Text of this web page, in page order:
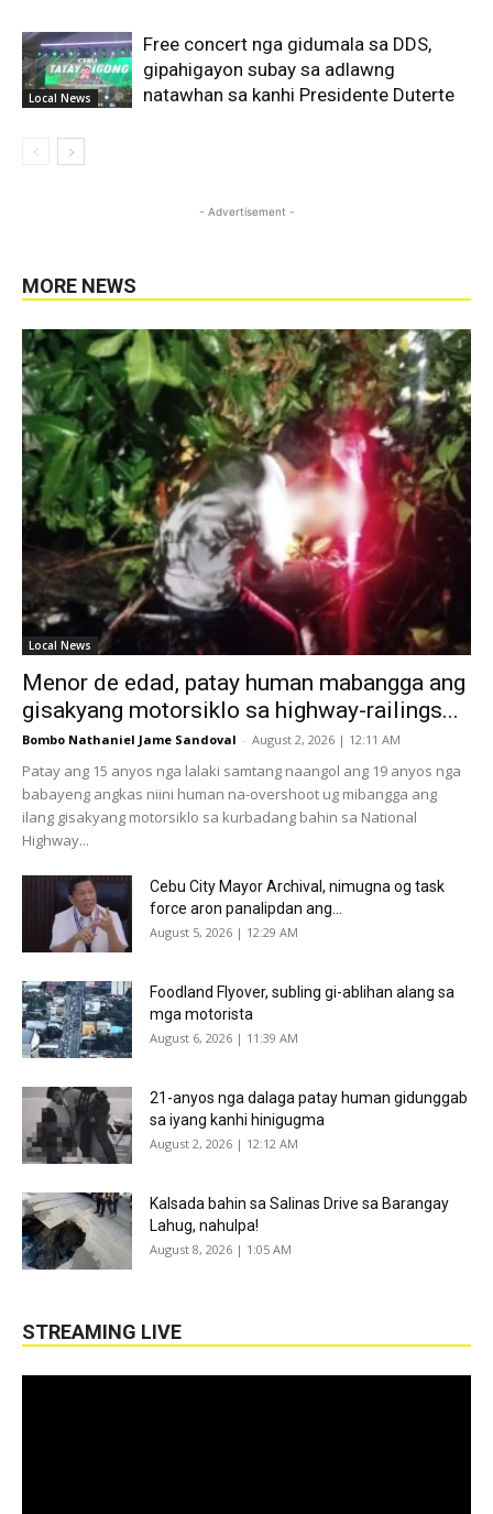
Local News
Free concert nga gidumala sa DDS,
gipahigayon subay sa adlawng
natawhan sa kanhi Presidente Duterte
- Advertisement -
MORE NEWS
Local News
Menor de edad, patay human mabangga ang
gisakyang motorsiklo sa highway-railings...
Bombo Nathaniel Jame Sandoval - August 2, 2026 | 12:11 AM
Patay ang 15 anyos nga lalaki samtang naangol ang 19 anyos nga
babayeng angkas niini human na-overshoot ug mibangga ang
ilang gisakyang motorsiklo sa kurbadang bahin sa National
Highway...
Cebu City Mayor Archival, nimugna og task
force aron panalipdan ang...
August 5, 2026 | 12:29 AM
Foodland Flyover, subling gi-ablihan alang sa
mga motorista
August 6, 2026 | 11:39 AM
21-anyos nga dalaga patay human gidunggab
sa iyang kanhi hinigugma
August 2, 2026 | 12:12 AM
Kalsada bahin sa Salinas Drive sa Barangay
Lahug, nahulpa!
August 8, 2026 | 1:05 AM
STREAMING LIVE